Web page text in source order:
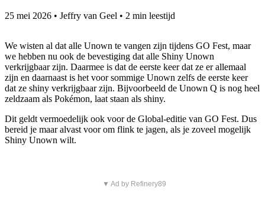
25 mei 2026 • Jeffry van Geel • 2 min leestijd
We wisten al dat alle Unown te vangen zijn tijdens GO Fest, maar
we hebben nu ook de bevestiging dat alle Shiny Unown
verkrijgbaar zijn. Daarmee is dat de eerste keer dat ze er allemaal
zijn en daarnaast is het voor sommige Unown zelfs de eerste keer
dat ze shiny verkrijgbaar zijn. Bijvoorbeeld de Unown Q is nog heel
zeldzaam als Pokémon, laat staan als shiny.
Dit geldt vermoedelijk ook voor de Global-editie van GO Fest. Dus
bereid je maar alvast voor om flink te jagen, als je zoveel mogelijk
Shiny Unown wilt.
▼ Ad by Refinery89